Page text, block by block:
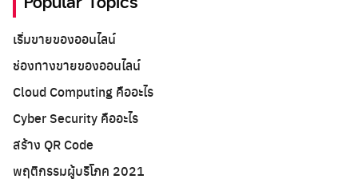
เริ่มขายของออนไลน์
ช่องทางขายของออนไลน์
Cloud Computing คืออะไร
Cyber Security คืออะไร
สร้าง QR Code
พฤติกรรมผู้บริโภค 2021